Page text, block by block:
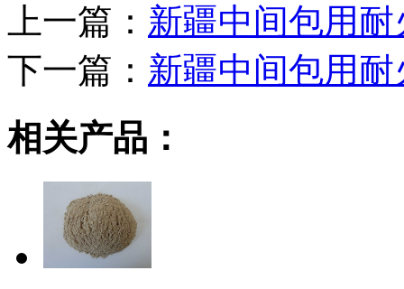
上一篇： 新疆中间包用
下一篇： 新疆中间包用
相关产品：